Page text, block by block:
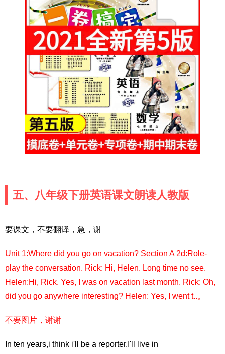
五、八年级下册英语课文朗读人教版
要课文，不要翻译，急，谢
Unit 1:Where did you go on vacation? Section A 2d:Role-
play the conversation. Rick: Hi, Helen. Long time no see.
Helen:Hi, Rick. Yes, I was on vacation last month. Rick: Oh,
did you go anywhere interesting? Helen: Yes, I went t..。
不要图片，谢谢
In ten years,i think i'll be a reporter.I'll live in